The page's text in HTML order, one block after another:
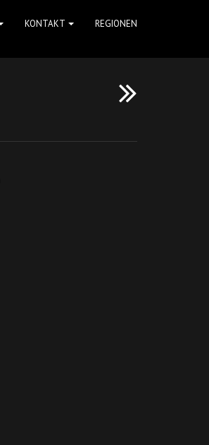
KONTAKT REGIONEN